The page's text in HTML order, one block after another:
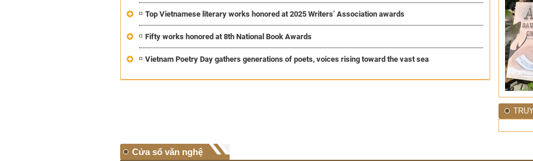
Top Vietnamese literary works honored at 2025 Writers’ Association awards
Fifty works honored at 8th National Book Awards
Vietnam Poetry Day gathers generations of poets, voices rising toward the vast sea
Cửa sổ văn nghệ